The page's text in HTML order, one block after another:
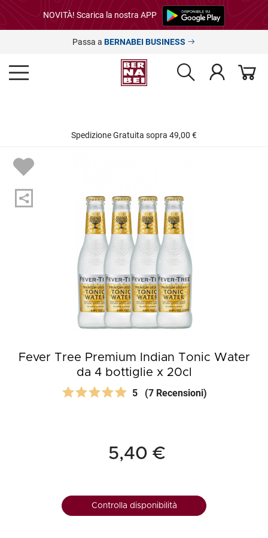
NOVITÀ! Scarica la nostra APP
Passa a BERNABEI BUSINESS
Spedizione Gratuita sopra 49,00 €
Fever Tree Premium Indian Tonic Water
da 4 bottiglie x 20cl
5 (7 Recensioni)
5,40 €
Controlla disponibilità